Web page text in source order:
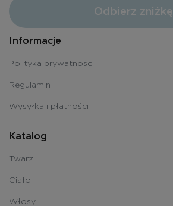
Odbierz zniżkę
Informacje
Polityka prywatności
Regulamin
Wysyłka i płatności
Katalog
Twarz
Ciało
Włosy